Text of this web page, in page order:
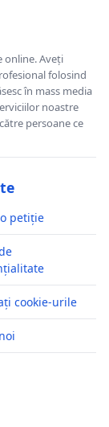
online. Aveți
folosind
în mass media
noastre
persoane ce
petiție
cookie-urile